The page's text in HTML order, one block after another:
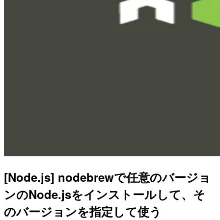
[Node.js] nodebrewで任意のバージョ
ンのNode.jsをインストールして、そ
のバージョンを指定して使う